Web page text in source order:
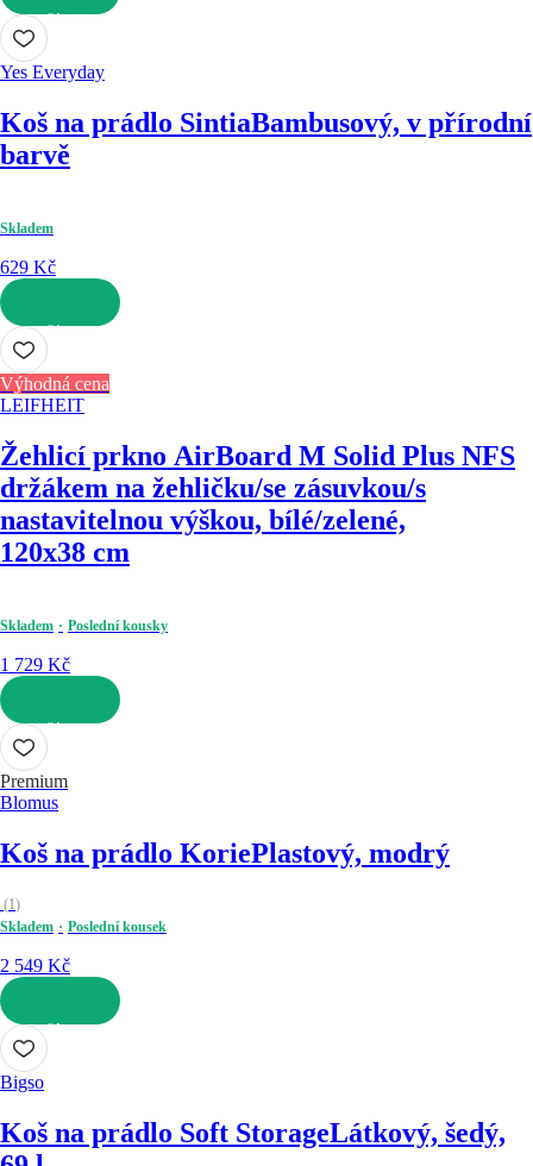
DO KOŠÍKU
Yes Everyday
Koš na prádlo SintiaBambusový, v přírodní
barvě
Skladem
629 Kč
DO KOŠÍKU
Výhodná cena
LEIFHEIT
Žehlicí prkno AirBoard M Solid Plus NFS
držákem na žehličku/se zásuvkou/s
nastavitelnou výškou, bílé/zelené,
120x38 cm
Skladem Poslední kousky
1 729 Kč
DO KOŠÍKU
Premium
Blomus
Koš na prádlo KoriePlastový, modrý
(1)
Skladem
Poslední kousek
2 549 Kč
DO KOŠÍKU
Bigso
Koš na prádlo Soft StorageLátkový, šedý,